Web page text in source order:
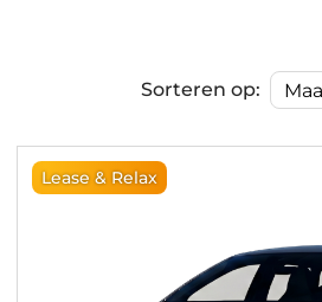
Sorteren op:
Lease & Relax